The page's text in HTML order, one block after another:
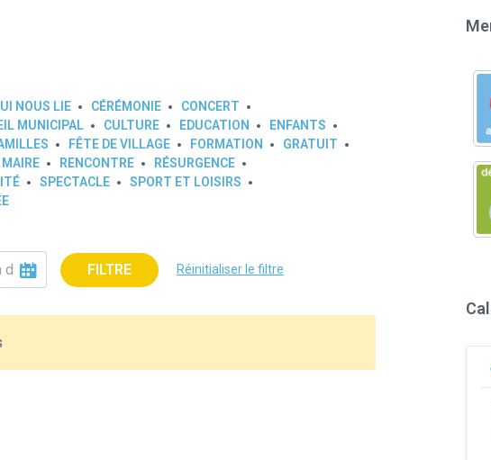
NOUS LIE CÉRÉMONIE
CONCERT
MUNICIPAL CULTURE EDUCATION
ENFANTS
FÊTE DE VILLAGE FORMATION
GRATUIT
MAIRE RENCONTRE
RÉSURGENCE
SPECTACLE
SPORT ET LOISIRS
FILTRE Réinitialiser le filtre